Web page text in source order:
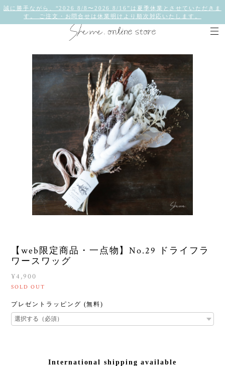
誠に勝手ながら、“2026 8/8〜2026 8/16”は夏季休業とさせていただきま
す。 ご注文・お問合せは休業明けより順次対応いたします。
【web限定商品・一点物】No.29 ドライフラ
ワースワッグ
¥4,900
SOLD OUT
プレゼントラッピング (無料)
International shipping available